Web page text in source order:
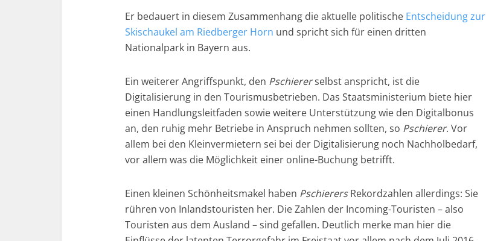
Er bedauert in diesem Zusammenhang die aktuelle politische Entscheidung zur
Skischaukel am Riedberger Horn und spricht sich für einen dritten
Nationalpark in Bayern aus.
Ein weiterer Angriffspunkt, den Pschiererselbst anspricht, ist die
Digitalisierung in den Tourismusbetrieben. Das Staatsministerium biete hier
einen Handlungsleitfaden sowie weitere Unterstützung wie den Digitalbonus
an, den ruhig mehr Betriebe in Anspruch nehmen sollten, so Pschierer. Vor
allem bei den Kleinvermietern sei bei der Digitalisierung noch Nachholbedarf,
vor allem was die Möglichkeit einer online-Buchung betrifft.
Einen kleinen Schönheitsmakel haben PschierersRekordzahlen allerdings: Sie
rühren von Inlandstouristen her. Die Zahlen der Incoming-Touristen – also
Touristen aus dem Ausland – sind gefallen. Deutlich merke man hier die